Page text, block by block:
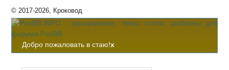
© 2017-2026, Кроковод
Добро пожаловать в стаю!x